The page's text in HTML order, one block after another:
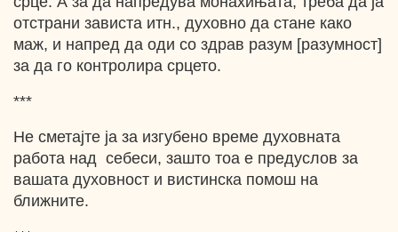
отстрани зависта итн., духовно да стане како
маж, и напред да оди со здрав разум [разумност]
за да го контролира срцето.
***
Не сметајте ја за изгубено време духовната
работа над себеси, зашто тоа е предуслов за
вашата духовност и вистинска помош на
ближните.